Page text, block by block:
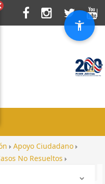
Apoyo Ciudadano
No Resueltos